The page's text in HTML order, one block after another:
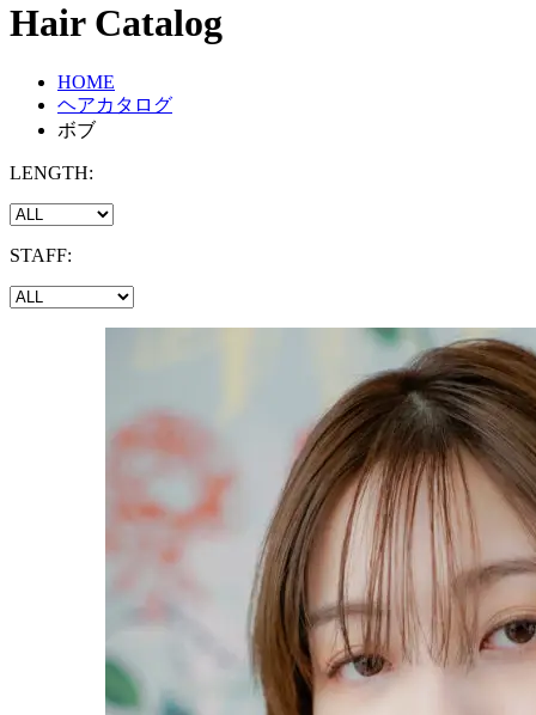
Hair Catalog
HOME
ヘアカタログ
ボブ
LENGTH:
STAFF: